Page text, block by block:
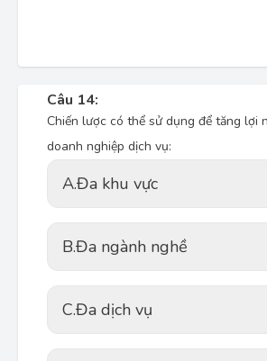
Câu 14:
Chiến lược có thể sử dụng để tăng lợi
doanh nghiệp dịch vụ:
A.Đa khu vực
B.Đa ngành nghề
C.Đa dịch vụ